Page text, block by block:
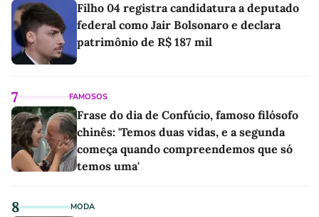
Filho 04 registra candidatura a deputado
federal como Jair Bolsonaro e declara
patrimônio de R$ 187 mil
7 FAMOSOS
Frase do dia de Confúcio, famoso filósofo
chinês: 'Temos duas vidas, e a segunda
começa quando compreendemos que só
temos uma'
8 MODA